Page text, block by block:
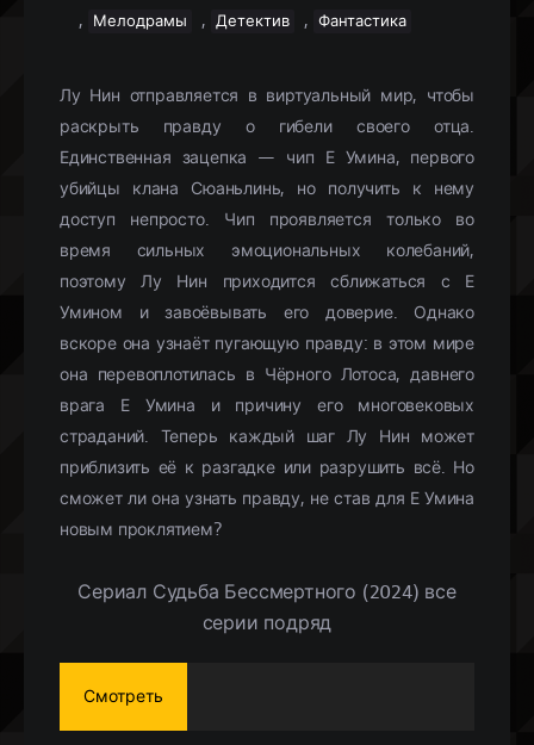
, Мелодрамы , Детектив , Фантастика
Лу Нин отправляется в виртуальный мир, чтобы
раскрыть правду о гибели своего отца.
Единственная зацепка — чип Е Умина, первого
убийцы клана Сюаньлинь, но получить к нему
доступ непросто. Чип проявляется только во
время сильных эмоциональных колебаний,
поэтому Лу Нин приходится сближаться с Е
Умином и завоёвывать его доверие. Однако
вскоре она узнаёт пугающую правду: в этом мире
она перевоплотилась в Чёрного Лотоса, давнего
врага Е Умина и причину его многовековых
страданий. Теперь каждый шаг Лу Нин может
приблизить её к разгадке или разрушить всё. Но
сможет ли она узнать правду, не став для Е Умина
новым проклятием?
Сериал Судьба Бессмертного (2024) все
серии подряд
Смотреть